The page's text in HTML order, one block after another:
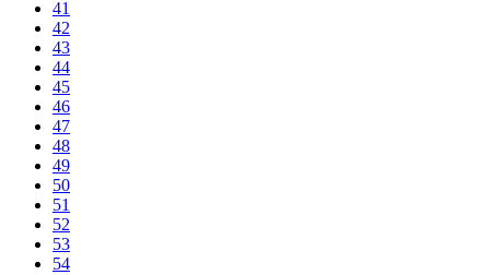
41
42
43
44
45
46
47
48
49
50
51
52
53
54